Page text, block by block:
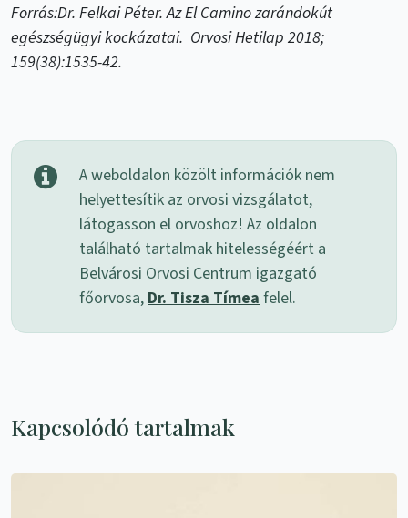
Forrás:Dr. Felkai Péter. Az El Camino zarándokút
egészségügyi kockázatai. Orvosi Hetilap 2018;
159(38):1535-42.
A weboldalon közölt információk nem
helyettesítik az orvosi vizsgálatot,
látogasson el orvoshoz! Az oldalon
található tartalmak hitelességéért a
Belvárosi Orvosi Centrum igazgató
főorvosa, Dr. Tisza Tímea felel.
Kapcsolódó tartalmak